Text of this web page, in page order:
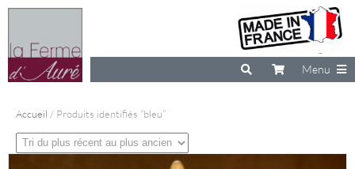
Menu
Accueil / Produits identifiés “bleu”